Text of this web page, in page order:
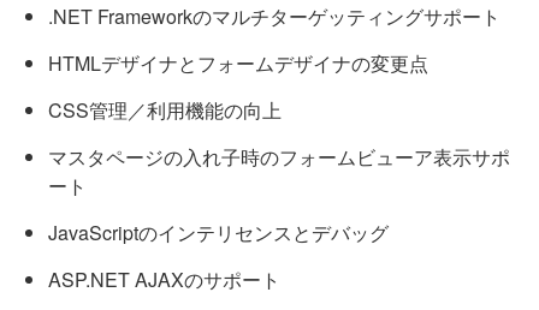
.NET Frameworkのマルチターゲッティングサポート
HTMLデザイナとフォームデザイナの変更点
CSS管理／利用機能の向上
マスタページの入れ子時のフォームビューア表示サポ
ート
JavaScriptのインテリセンスとデバッグ
ASP.NET AJAXのサポート